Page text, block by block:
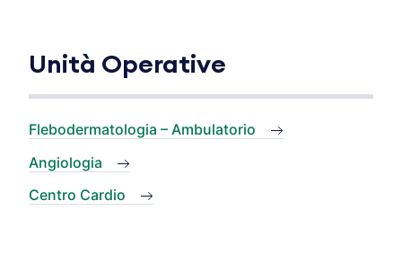
Unità Operative
Flebodermatologia – Ambulatorio
Angiologia
Centro Cardio